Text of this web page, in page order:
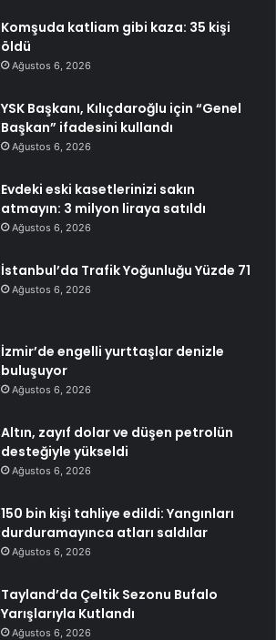
Komşuda katliam gibi kaza: 35 kişi
öldü
Ağustos 6, 2026
YSK Başkanı, Kılıçdaroğlu için “Genel
Başkan” ifadesini kullandı
Ağustos 6, 2026
Evdeki eski kasetlerinizi sakın
atmayın: 3 milyon liraya satıldı
Ağustos 6, 2026
İstanbul’da Trafik Yoğunluğu Yüzde 71
Ağustos 6, 2026
İzmir’de engelli yurttaşlar denizle
buluşuyor
Ağustos 6, 2026
Altın, zayıf dolar ve düşen petrolün
desteğiyle yükseldi
Ağustos 6, 2026
150 bin kişi tahliye edildi: Yangınları
durduramayınca atları saldılar
Ağustos 6, 2026
Tayland’da Çeltik Sezonu Bufalo
Yarışlarıyla Kutlandı
Ağustos 6, 2026